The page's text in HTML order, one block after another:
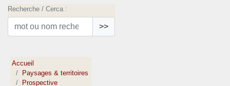
Recherche / Cerca :
>>
Accueil
Paysages & territoires
Prospective